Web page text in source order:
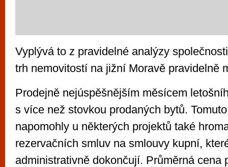
Vyplývá to z pravidelné analýzy
trh nemovitostí na jižní Moravě pravidelně
Prodejně nejúspěšnějším měsícem
s více než stovkou prodaných bytů.
napomohly u některých projektů také
rezervačních smluv na smlouvy kupní,
administrativně dokončují. Průměrná cena